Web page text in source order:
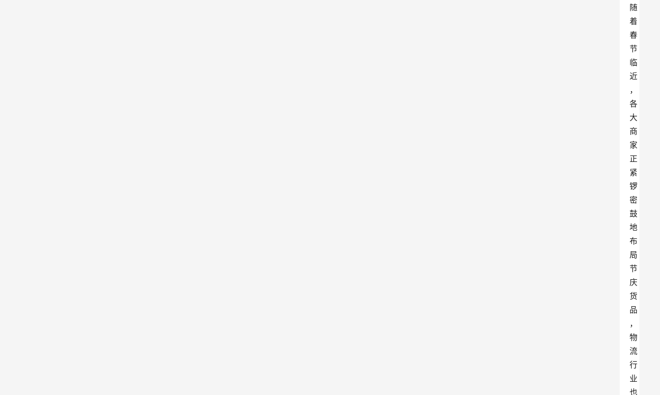
随
着
春
节
临
近
，
各
大
商
家
正
紧
锣
密
鼓
地
布
局
节
庆
货
品
，
物
流
行
业
也